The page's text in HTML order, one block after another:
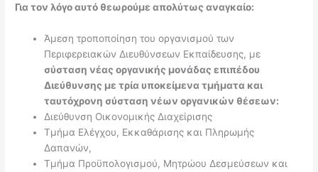
Για τον λόγο αυτό θεωρούμε απολύτως αναγκαίο:
Άμεση τροποποίηση του οργανισμού των
Περιφερειακών Διευθύνσεων Εκπαίδευσης, με
σύσταση νέας οργανικής μονάδας επιπέδου
Διεύθυνσης με τρία υποκείμενα τμήματα και
ταυτόχρονη σύσταση νέων οργανικών θέσεων:
Διεύθυνση Οικονομικής Διαχείρισης
Τμήμα Ελέγχου, Εκκαθάρισης και Πληρωμής
Δαπανών,
Τμήμα Προϋπολογισμού, Μητρώου Δεσμεύσεων και